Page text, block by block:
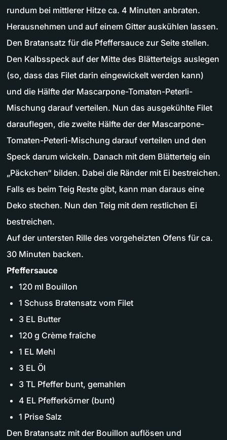
rundum bei mittlerer Hitze ca. 4 Minuten anbraten.
Herausnehmen und auf einem Gitter auskühlen lassen.
Den Bratansatz für die Pfeffersauce zur Seite stellen.
Den Kalbsspeck auf der Mitte des Blätterteigs auslegen
(so, dass das Filet darin eingewickelt werden kann)
und die Hälfte der Mascarpone-Tomaten-Peterli-
Mischung darauf verteilen. Nun das ausgekühlte Filet
darauflegen, die zweite Hälfte der der Mascarpone-
Tomaten-Peterli-Mischung darauf verteilen und den
Speck darum wickeln. Danach mit dem Blätterteig ein
„Päckchen“ bilden. Dabei die Ränder mit Ei bestreichen.
Falls es beim Teig Reste gibt, kann man daraus eine
Deko stechen. Nun den Teig mit dem restlichen Ei
bestreichen.
Auf der untersten Rille des vorgeheizten Ofens für ca.
30 Minuten backen.
Pfeffersauce
120 ml Bouillon
1 Schuss Bratensatz vom Filet
3 EL Butter
120 g Crème fraîche
1 EL Mehl
3 EL Öl
3 TL Pfeffer bunt, gemahlen
4 EL Pfefferkörner (bunt)
1 Prise Salz
Den Bratansatz mit der Bouillon auflösen und